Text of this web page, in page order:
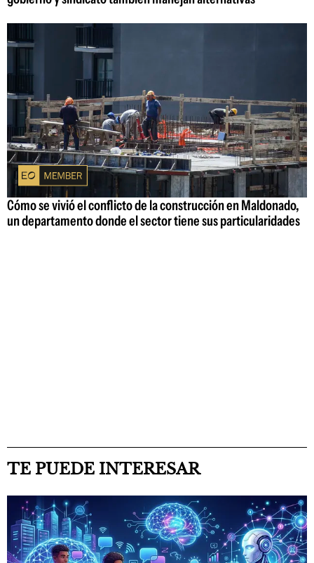
Cómo se vivió el conflicto de la construcción en Maldonado,
un departamento donde el sector tiene sus particularidades
TE PUEDE INTERESAR